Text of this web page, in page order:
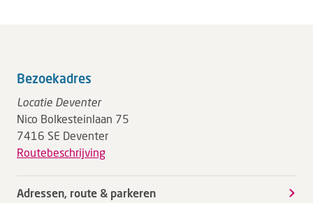
Bezoekadres
Locatie Deventer
Nico Bolkesteinlaan 75
7416 SE Deventer
Routebeschrijving
Adressen, route & parkeren